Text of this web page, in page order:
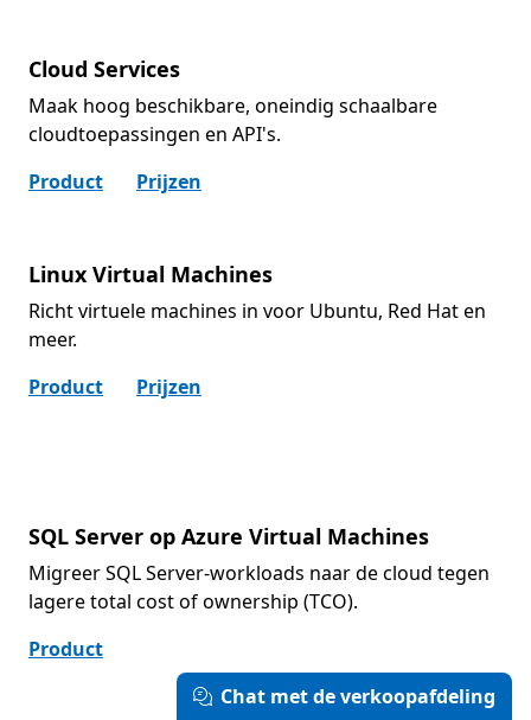
Cloud Services
Maak hoog beschikbare, oneindig schaalbare
cloudtoepassingen en API's.
Product
Prijzen
Linux Virtual Machines
Richt virtuele machines in voor Ubuntu, Red Hat en
meer.
Product
Prijzen
SQL Server op Azure Virtual Machines
Migreer SQL Server-workloads naar de cloud tegen
lagere total cost of ownership (TCO).
Product
Chat met de verkoopafdeling